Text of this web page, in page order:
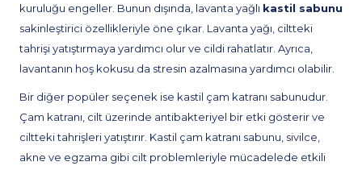
kuruluğu engeller. Bunun dışında, lavanta yağlı kastil sabunu
sakinleştirici özellikleriyle öne çıkar. Lavanta yağı, ciltteki
tahrişi yatıştırmaya yardımcı olur ve cildi rahatlatır. Ayrıca,
lavantanın hoş kokusu da stresin azalmasına yardımcı olabilir.
Bir diğer popüler seçenek ise kastil çam katranı sabunudur.
Çam katranı, cilt üzerinde antibakteriyel bir etki gösterir ve
ciltteki tahrişleri yatıştırır. Kastil çam katranı sabunu, sivilce,
akne ve egzama gibi cilt problemleriyle mücadelede etkili